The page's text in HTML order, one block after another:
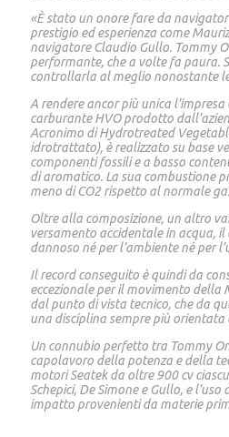
«È stato un onore fare da
prestigio ed esperienza come
navigatore Claudio Gullo. Tommy
performante, che a volte fa paura.
controllarla al meglio nonostante
A rendere ancor più unica l’impresa
carburante HVO prodotto
Acronimo di Hydrotreated
idrotrattato), è realizzato su base
componenti fossili e a basso
di aromatico. La sua combustione
meno di CO2 rispetto al normale
Oltre alla composizione, un altro
versamento accidentale in acqua,
dannoso né per l’ambiente né per
Il record conseguito è quindi da
eccezionale per il movimento della
dal punto di vista tecnico, che da
una disciplina sempre più orientata
Un connubio perfetto tra Tommy
capolavoro della potenza e della
motori Seatek da oltre 900 cv
Schepici, De Simone e Gullo, e
impatto provenienti da materie